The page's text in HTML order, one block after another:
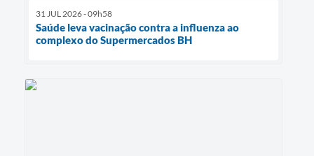
31 JUL 2026 - 09h58
Saúde leva vacinação contra a influenza ao
complexo do Supermercados BH